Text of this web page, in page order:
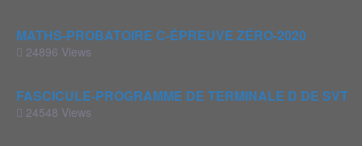
MATHS-PROBATOIRE C-ÉPREUVE ZÉRO-2020
24896 Views
FASCICULE-PROGRAMME DE TERMINALE D DE SVT
24548 Views